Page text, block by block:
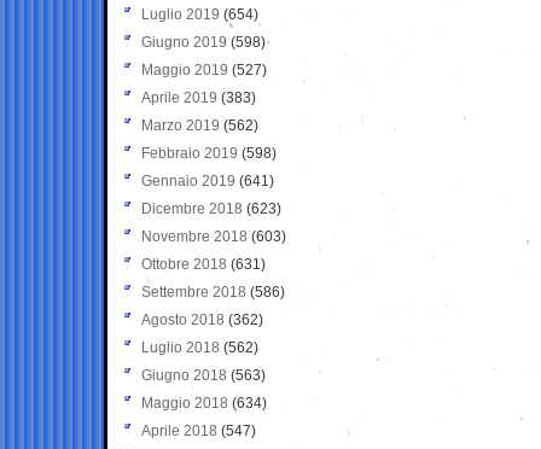
Luglio 2019 (654)
Giugno 2019 (598)
Maggio 2019 (527)
Aprile 2019 (383)
Marzo 2019 (562)
Febbraio 2019 (598)
Gennaio 2019 (641)
Dicembre 2018 (623)
Novembre 2018 (603)
Ottobre 2018 (631)
Settembre 2018 (586)
Agosto 2018 (362)
Luglio 2018 (562)
Giugno 2018 (563)
Maggio 2018 (634)
Aprile 2018 (547)